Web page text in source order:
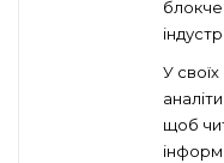
У
щоб